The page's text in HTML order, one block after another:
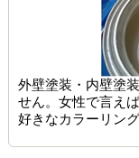
外壁塗装・内壁塗
せん。女性で言え
好きなカラーリン